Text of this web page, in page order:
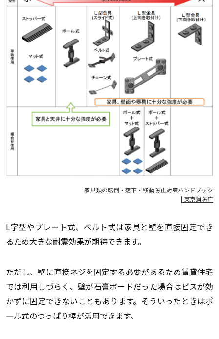
家具類の転倒・落下・移動防止対策ハンドブック
| 東京消防庁
L字型やプレート式、ベルト式は家具と壁を直接固定でき
るため大きな耐震効果が期待できます。
ただし、壁に直接ネジを固定する必要があるため賃貸住宅
では利用しづらく、壁が石膏ボードだった場合はビスが効
かずに固定できないこともあります。そういったときはポ
ール式のつっぱり棒が活用できます。